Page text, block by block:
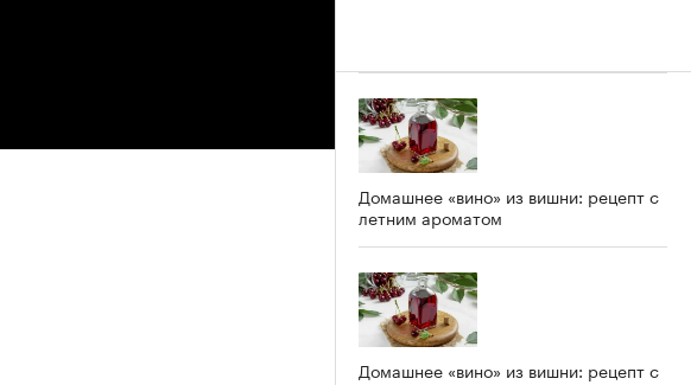
Домашнее «вино» из вишни: рецепт с
летним ароматом
Домашнее «вино» из вишни: рецепт с